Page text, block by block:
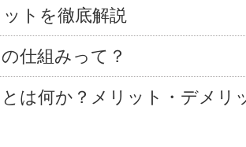
ットを徹底解説
仕組みって？
は何か？メリット・デメリ